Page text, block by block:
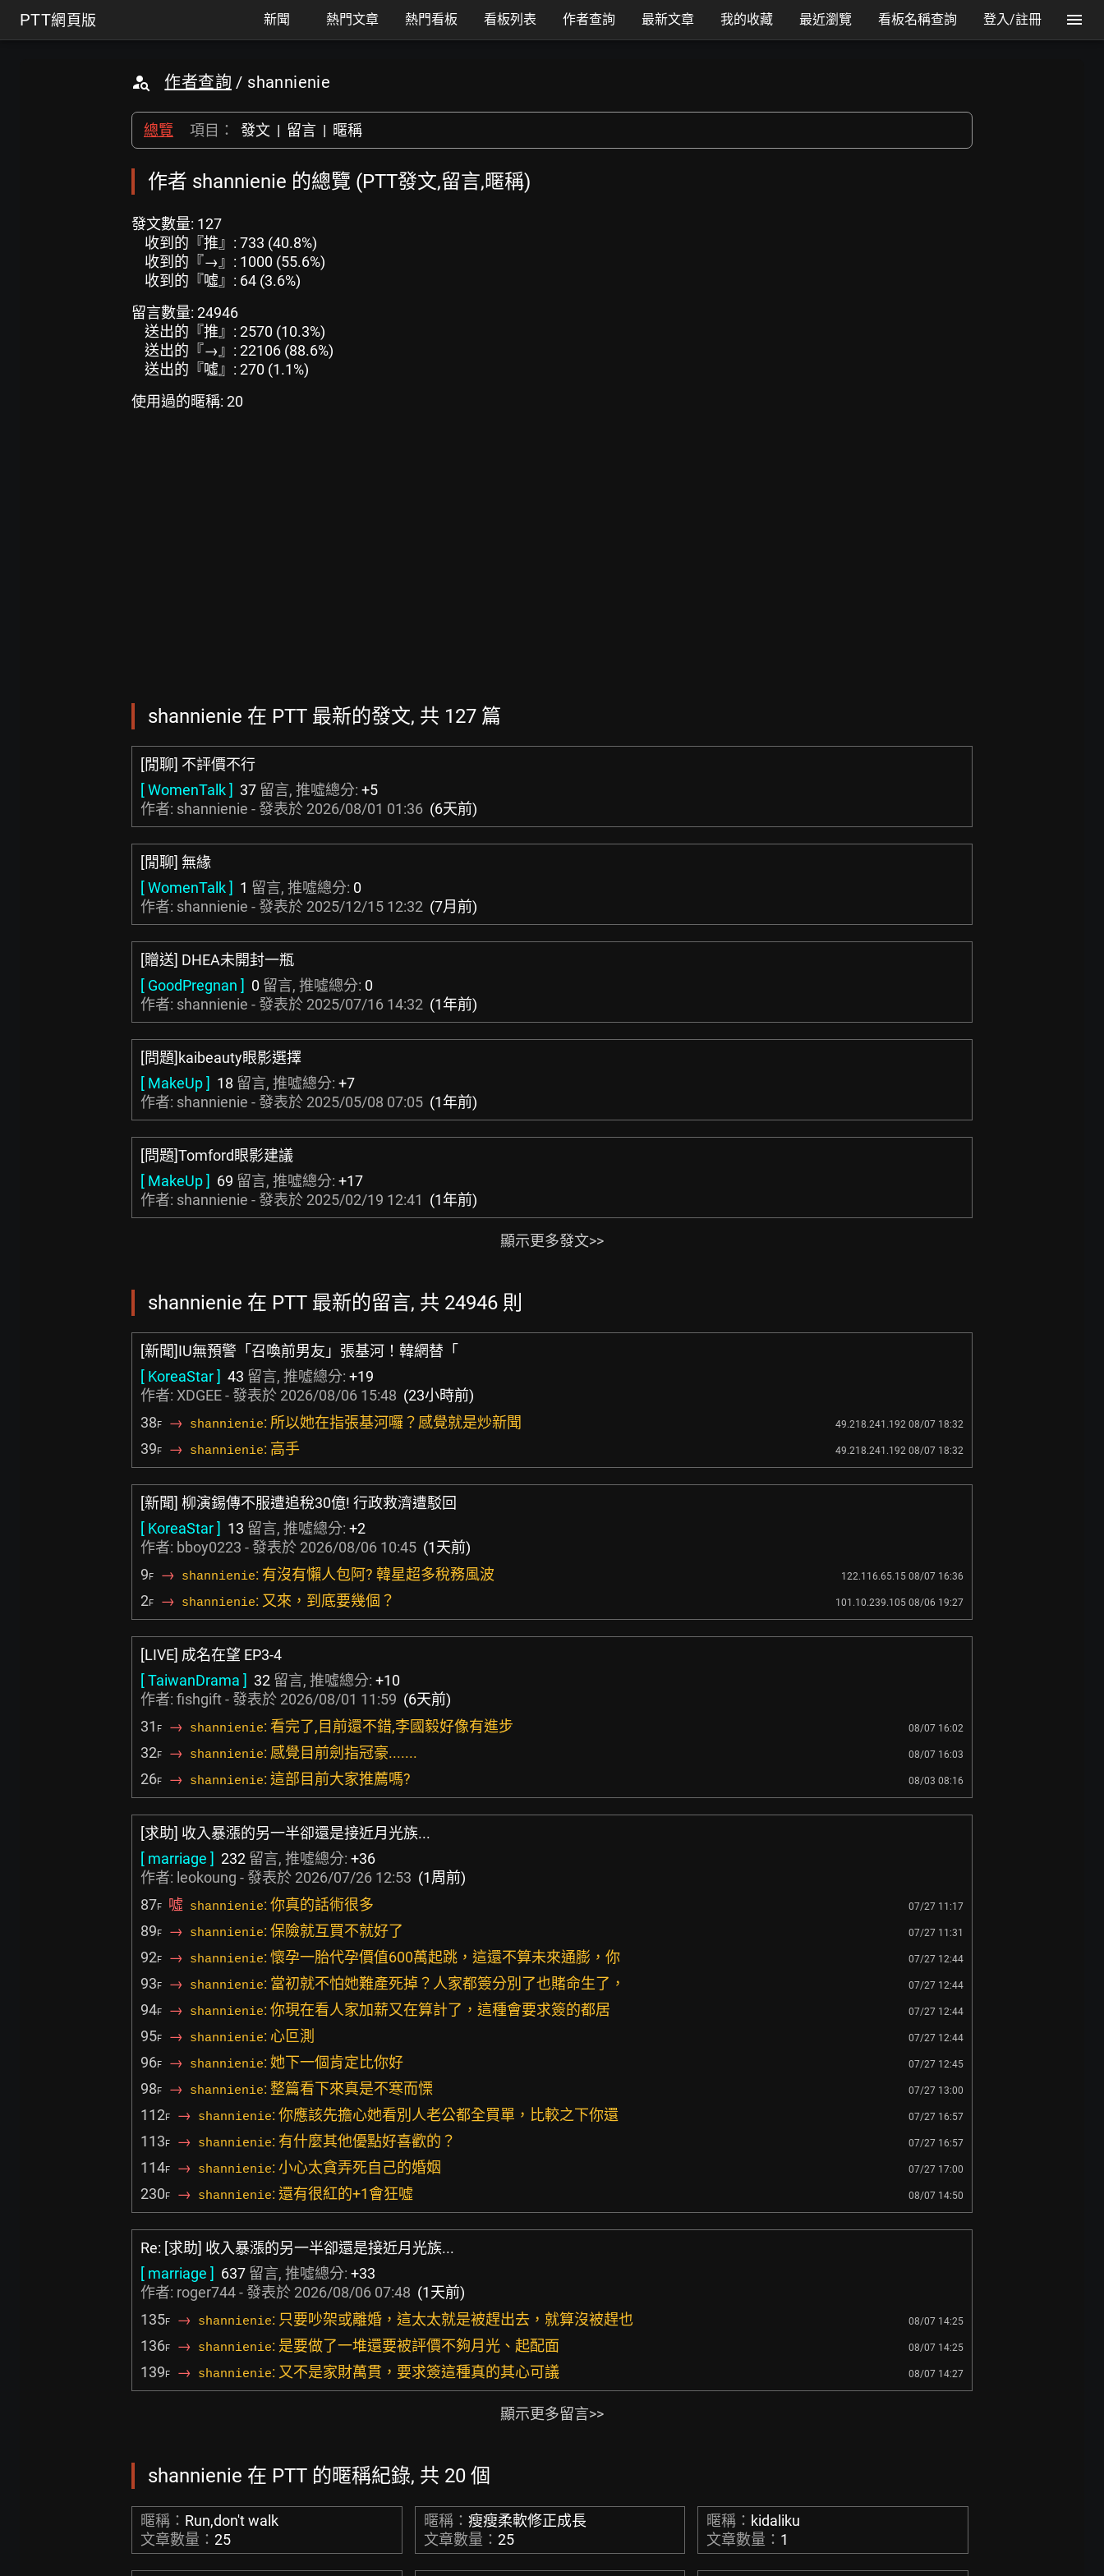
PTT網頁版 新聞 熱門文章 熱門看板 看板列表 作者查詢 最新文章 我的收藏 最近瀏覽 看板名稱查詢 登入/註冊
作者查詢 / shannienie
總覽 項目： 發文 | 留言 | 暱稱
作者 shannienie 的總覽 (PTT發文,留言,暱稱)
發文數量: 127
收到的『推』: 733 (40.8%)
收到的『→』: 1000 (55.6%)
收到的『噓』: 64 (3.6%)
留言數量: 24946
送出的『推』: 2570 (10.3%)
送出的『→』: 22106 (88.6%)
送出的『噓』: 270 (1.1%)
使用過的暱稱: 20
shannienie 在 PTT 最新的發文, 共 127 篇
[閒聊] 不評價不行
[ WomenTalk ] 37 留言, 推噓總分: +5
作者: shannienie - 發表於 2026/08/01 01:36 (6天前)
[閒聊] 無緣
[ WomenTalk ] 1 留言, 推噓總分: 0
作者: shannienie - 發表於 2025/12/15 12:32 (7月前)
[贈送] DHEA未開封一瓶
[ GoodPregnan ] 0 留言, 推噓總分: 0
作者: shannienie - 發表於 2025/07/16 14:32 (1年前)
[問題]kaibeauty眼影選擇
[ MakeUp ] 18 留言, 推噓總分: +7
作者: shannienie - 發表於 2025/05/08 07:05 (1年前)
[問題]Tomford眼影建議
[ MakeUp ] 69 留言, 推噓總分: +17
作者: shannienie - 發表於 2025/02/19 12:41 (1年前)
顯示更多發文>>
shannienie 在 PTT 最新的留言, 共 24946 則
[新聞]IU無預警「召喚前男友」張基河！韓網替「
[ KoreaStar ] 43 留言, 推噓總分: +19
作者: XDGEE- 發表於 2026/08/06 15:48 (23小時前)
38F → shannienie: 所以她在指張基河囉？感覺就是炒新聞 49.218.241.192 08/07 18:32
39F → shannienie: 高手 49.218.241.192 08/07 18:32
[新聞] 柳演錫傳不服遭追稅30億! 行政救濟遭駁回
[ KoreaStar ] 13 留言, 推噓總分: +2
作者: bboy0223 - 發表於 2026/08/06 10:45 (1天前)
9F → shannienie: 有沒有懶人包阿? 韓星超多稅務風波 122.116.65.15 08/07 16:36
2F → shannienie: 又來，到底要幾個？ 101.10.239.105 08/06 19:27
[LIVE] 成名在望 EP3-4
[ TaiwanDrama ] 32 留言, 推噓總分: +10
作者: fishgift- 發表於 2026/08/01 11:59 (6天前)
31 F → shannienie: 看完了,目前還不錯,李國毅好像有進步 08/07 16:02
32F → shannienie: 感覺目前劍指冠豪....... 08/07 16:03
26F → shannienie: 這部目前大家推薦嗎? 08/03 08:16
[求助] 收入暴漲的另一半卻還是接近月光族...
[ marriage ] 232 留言, 推噓總分: +36
作者: leokoung - 發表於 2026/07/26 12:53 (1周前)
87F 噓 shannienie: 你真的話術很多 07/27 11:17
89F → shannienie: 保險就互買不就好了 07/27 11:31
92F → shannienie: 懷孕一胎代孕價值600萬起跳，這還不算未來通膨，你 07/27 12:44
93F → shannienie: 當初就不怕她難產死掉？人家都簽分別了也賭命生了， 07/27 12:44
94F → shannienie: 你現在看人家加薪又在算計了，這種會要求簽的都居 07/27 12:44
95F → shannienie: 心叵測 07/27 12:44
96F → shannienie: 她下一個肯定比你好 07/27 12:45
98F → shannienie: 整篇看下來真是不寒而慄 07/27 13:00
112F → shannienie: 你應該先擔心她看別人老公都全買單，比較之下你還 07/27 16:57
113F → shannienie: 有什麼其他優點好喜歡的？ 07/27 16:57
114F → shannienie: 小心太貪弄死自己的婚姻 07/27 17:00
230F → shannienie: 還有很紅的+1會狂噓 08/07 14:50
Re: [求助] 收入暴漲的另一半卻還是接近月光族...
[ marriage ] 637 留言, 推噓總分: +33
作者: roger744- 發表於 2026/08/06 07:48 (1天前)
135F → shannienie: 只要吵架或離婚，這太太就是被趕出去，就算沒被趕也 08/07 14:25
136F → shannienie: 是要做了一堆還要被評價不夠月光、起配面 08/07 14:25
139F → shannienie: 又不是家財萬貫，要求簽這種真的其心可議 08/07 14:27
顯示更多留言>>
shannienie 在 PTT 的暱稱紀錄, 共 20 個
暱稱： Run,don't walk
文章數量： 25
暱稱： 瘦瘦柔軟修正成長
文章數量： 25
暱稱： kidaliku
文章數量： 1